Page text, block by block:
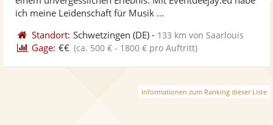
ich meine Leidenschaft für Musik ...
Standort: Schwetzingen (DE) - 133 km von Saarlouis
Gage: €€ (ca. 500 € - 1800 € pro Auftritt)
Informationen zum Ranking dieser Liste